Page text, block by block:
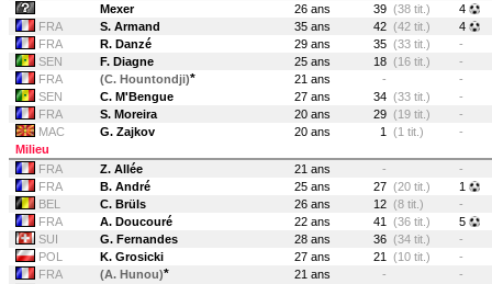
Mexer
26 ans 39 (38 tit.)
4
FRA
S. Armand 35 ans 42 (42 tit.)
4
FRA
R. Danzé 29 ans 35 (33 tit.)
-
SEN
F. Diagne 25 ans 18 (16 tit.)
-
FRA
(C. Hountondji)* 21 ans -
-
SEN
C. M'Bengue 27 ans 34 (33 tit.)
-
FRA
S. Moreira 20 ans 29 (19 tit.)
-
MAC
G. Zajkov 20 ans 1 (1 tit.)
-
Milieu
FRA
Z. Allée 21 ans -
-
FRA
B. André 25 ans 27 (20 tit.)
1
BEL
C. Brüls 26 ans 12 (8 tit.)
-
FRA
A. Doucouré 22 ans 41 (36 tit.)
5
SUI
G. Fernandes 28 ans 36 (34 tit.)
-
POL
K. Grosicki 27 ans 21 (10 tit.)
-
FRA
(A. Hunou)* 21 ans -
-